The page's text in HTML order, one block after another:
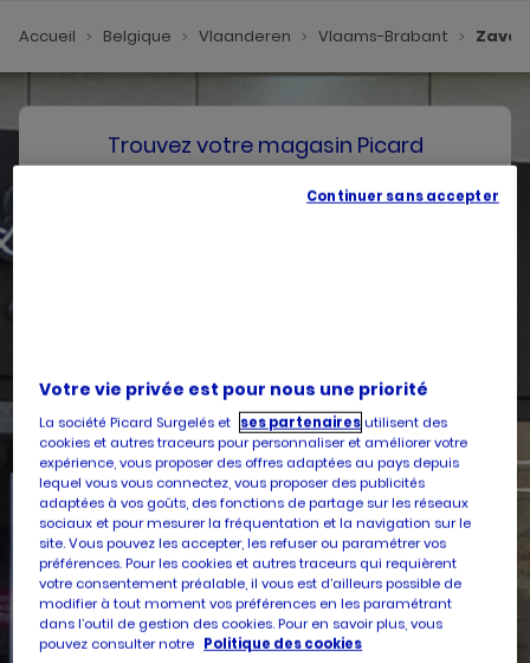
Accueil Belgique Vlaanderen Vlaams-Brabant
Trouvez votre magasin Picard
SE GÉOLOCALISER
Services
RECHERCHERUN
POINT
DE
VENTE
PICARD
Votre vie privée est pour nous une priorité
La société Picard Surgelés et ses partenairesutilisent des
cookies et autres traceurs pour personnaliser et améliorer votre
expérience, vous proposer des offres adaptées au pays depuis
lequel vous vous connectez, vous proposer des publicités
adaptées à vos goûts, des fonctions de partage sur les réseaux
sociaux et pour mesurer la fréquentation et la navigation sur le
site. Vous pouvez les accepter, les refuser ou paramétrer vos
préférences. Pour les cookies et autres traceurs qui requièrent
votre consentement préalable, il vous est d’ailleurs possible de
modifier à tout moment vos préférences en les paramétrant
dans l’outil de gestion des cookies. Pour en savoir plus, vous
pouvez consulter notre Politique des cookies
Continuer sans accepter